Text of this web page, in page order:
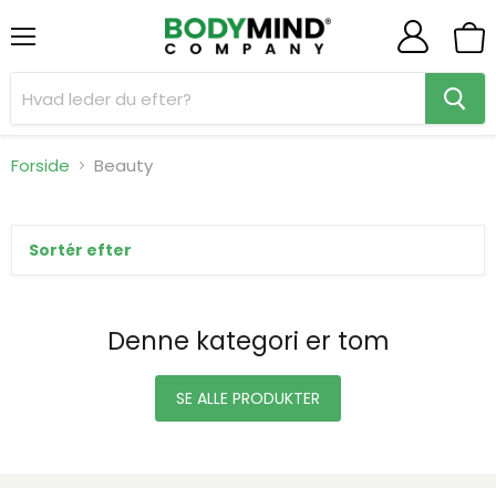
Forside Beauty
Sortér efter
Denne kategori er tom
SE ALLE PRODUKTER